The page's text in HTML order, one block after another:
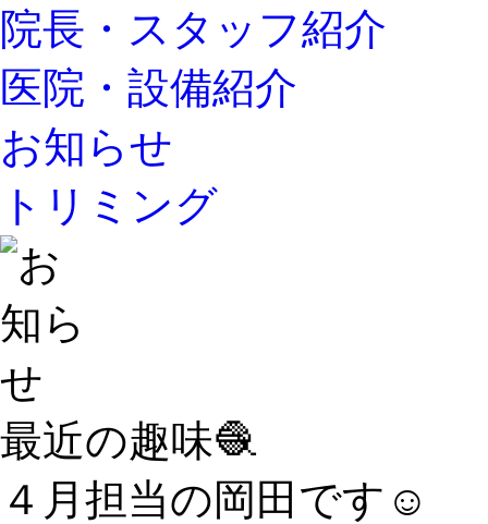
院長・スタッフ紹介
医院・設備紹介
お知らせ
トリミング
最近の趣味🧶
４月担当の岡田です☺️